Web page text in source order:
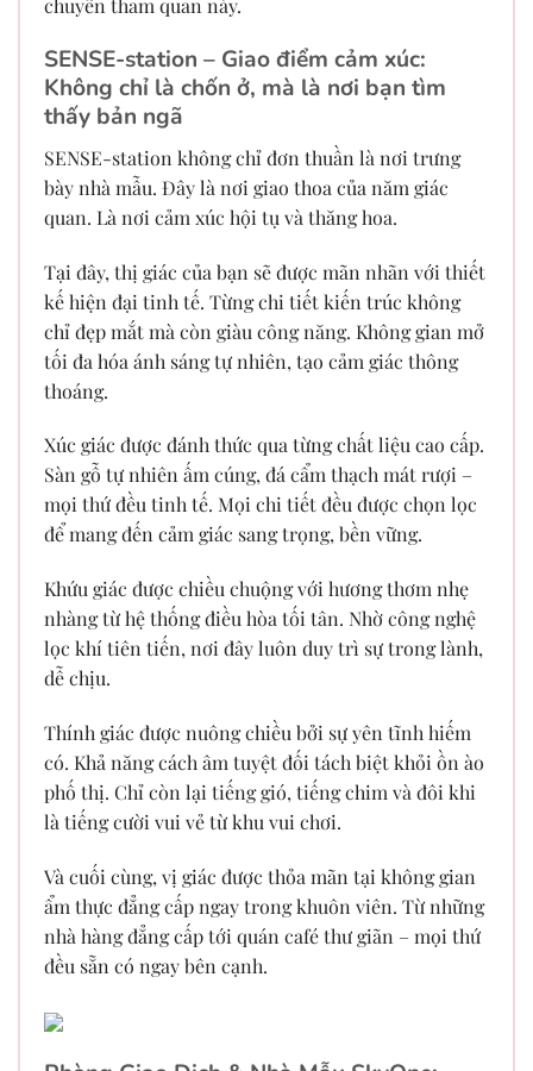
chuyến tham quan này.
SENSE-station – Giao điểm cảm xúc:
Không chỉ là chốn ở, mà là nơi bạn tìm
thấy bản ngã
SENSE-station không chỉ đơn thuần là nơi trưng
bày nhà mẫu. Đây là nơi giao thoa của năm giác
quan. Là nơi cảm xúc hội tụ và thăng hoa.
Tại đây, thị giác của bạn sẽ được mãn nhãn với thiết
kế hiện đại tinh tế. Từng chi tiết kiến trúc không
chỉ đẹp mắt mà còn giàu công năng. Không gian mở
tối đa hóa ánh sáng tự nhiên, tạo cảm giác thông
thoáng.
Xúc giác được đánh thức qua từng chất liệu cao cấp.
Sàn gỗ tự nhiên ấm cúng, đá cẩm thạch mát rượi –
mọi thứ đều tinh tế. Mọi chi tiết đều được chọn lọc
để mang đến cảm giác sang trọng, bền vững.
Khứu giác được chiều chuộng với hương thơm nhẹ
nhàng từ hệ thống điều hòa tối tân. Nhờ công nghệ
lọc khí tiên tiến, nơi đây luôn duy trì sự trong lành,
dễ chịu.
Thính giác được nuông chiều bởi sự yên tĩnh hiếm
có. Khả năng cách âm tuyệt đối tách biệt khỏi ồn ào
phố thị. Chỉ còn lại tiếng gió, tiếng chim và đôi khi
là tiếng cười vui vẻ từ khu vui chơi.
Và cuối cùng, vị giác được thỏa mãn tại không gian
ẩm thực đẳng cấp ngay trong khuôn viên. Từ những
nhà hàng đẳng cấp tới quán café thư giãn – mọi thứ
đều sẵn có ngay bên cạnh.